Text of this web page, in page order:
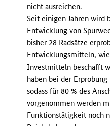
nicht ausreichen.
–
Seit einigen Jahren wird
Entwicklung von
bisher 28 Radsätze
Entwicklungsmitteln,
Investmitteln beschafft
haben bei der
sodass für 80 % des
vorgenommen werden
Funktionstätigkeit noch